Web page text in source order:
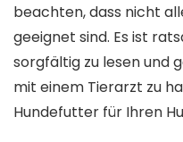
beachten, dass nicht
geeignet sind. Es ist
sorgfältig zu lesen und
mit einem Tierarzt zu
Hundefutter für Ihren